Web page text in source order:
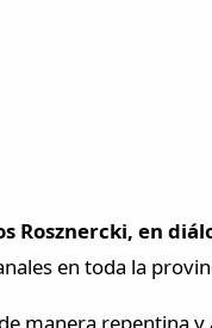
Rosznercki, en
en toda la